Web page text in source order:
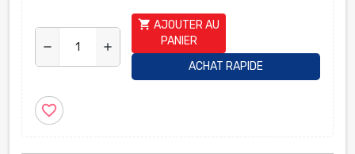
remove add
shopping_cart AJOUTER AU
PANIER
ACHAT RAPIDE
favorite_border